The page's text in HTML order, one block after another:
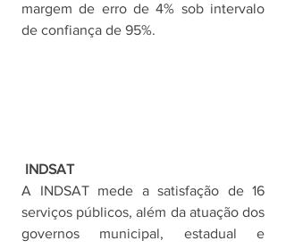
margem de erro de 4% sob intervalo
de confiança de 95%.
INDSAT
A INDSAT mede a satisfação de 16
serviços públicos, além da atuação dos
governos municipal, estadual e